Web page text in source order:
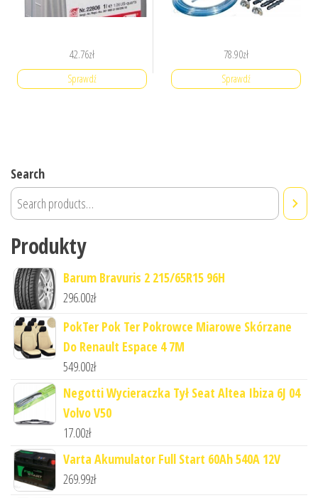
42.76zł
Sprawdź
78.90zł
Sprawdź
Search
Produkty
Barum Bravuris 2 215/65R15 96H
296.00zł
PokTer Pok Ter Pokrowce Miarowe Skórzane
Do Renault Espace 4 7M
549.00zł
Negotti Wycieraczka Tył Seat Altea Ibiza 6J 04
Volvo V50
17.00zł
Varta Akumulator Full Start 60Ah 540A 12V
269.99zł